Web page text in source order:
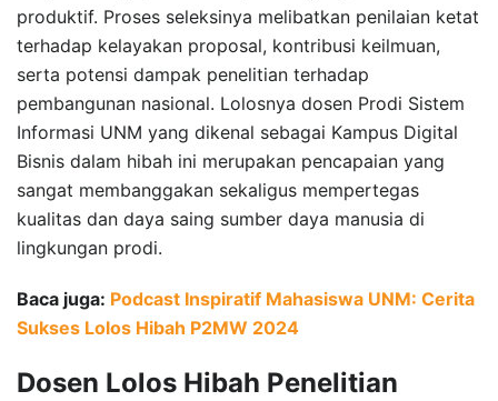
produktif. Proses seleksinya melibatkan penilaian ketat
terhadap kelayakan proposal, kontribusi keilmuan,
serta potensi dampak penelitian terhadap
pembangunan nasional. Lolosnya dosen Prodi Sistem
Informasi UNM yang dikenal sebagai Kampus Digital
Bisnis dalam hibah ini merupakan pencapaian yang
sangat membanggakan sekaligus mempertegas
kualitas dan daya saing sumber daya manusia di
lingkungan prodi.
Baca juga: Podcast Inspiratif Mahasiswa UNM: Cerita
Sukses Lolos Hibah P2MW 2024
Dosen Lolos Hibah Penelitian